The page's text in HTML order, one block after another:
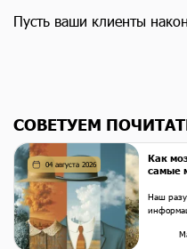
Пусть ваши клиенты
СОВЕТУЕМ
04 августа 2026
Как
самые
Наш